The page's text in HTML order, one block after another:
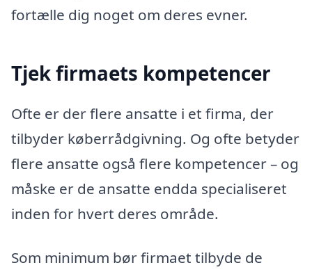
fortælle dig noget om deres evner.
Tjek firmaets kompetencer
Ofte er der flere ansatte i et firma, der
tilbyder køberrådgivning. Og ofte betyder
flere ansatte også flere kompetencer – og
måske er de ansatte endda specialiseret
inden for hvert deres område.
Som minimum bør firmaet tilbyde de